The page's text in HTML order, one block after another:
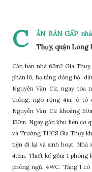
C
ẦN BÁN GẤP
Thụy, quận Long
Cần bán nhà 65m2 Gia
phân lô, hạ tầng đồng bộ,
Nguyễn Văn Cừ, ngay tòa
thông, ngõ rộng 4m, ô tô
Nguyễn Văn Cừ khoảng
150m. Ngay gần khu liên cơ
và Trường THCS Gia Thụy
tiện đi lại và sinh hoạt. Nhà
4.5m. Thiết kế gồm 1 phòng
phòng ngủ, 4WC. Tầng 1